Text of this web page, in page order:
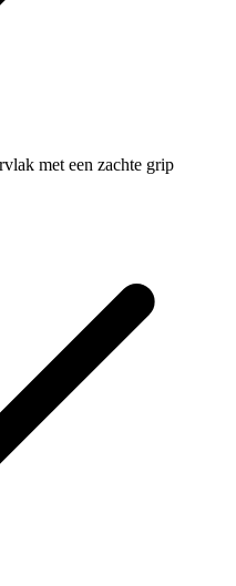
met een zachte grip